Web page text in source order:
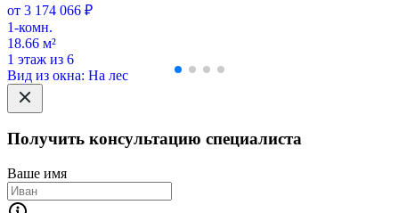
от 3 174 066 ₽
1-комн.
18.66 м²
1 этаж из 6
Вид из окна: На лес
Получить консультацию специалиста
Ваше имя